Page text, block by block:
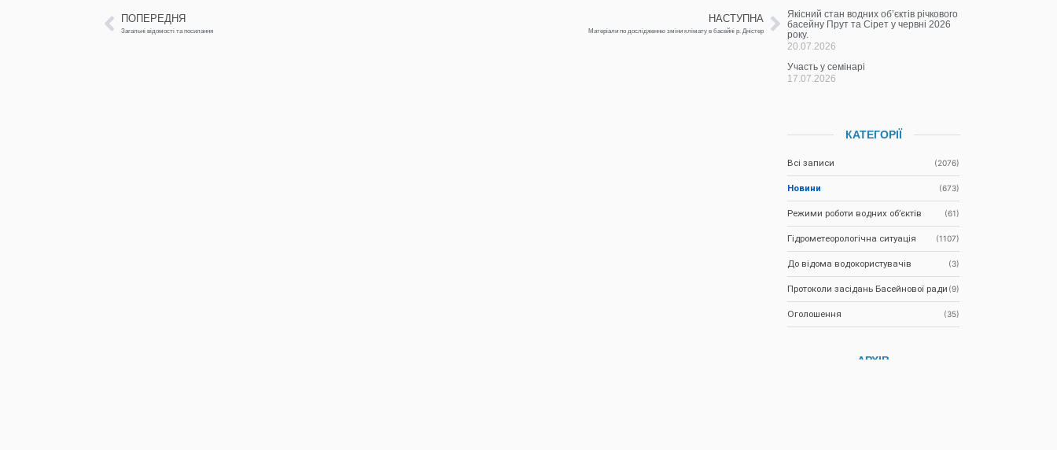
ПОПЕРЕДНЯ
Загальні відомості та посилання
НАСТУПНА
Матеріали по дослідженню зміни клімату в басейні р. Дністер
Якісний стан водних об’єктів річкового
басейну Прут та Сірет у червні 2026
року.
20.07.2026
Участь у семінарі
17.07.2026
КАТЕГОРІЇ
Всі записи (2076)
Новини (673)
Режими роботи водних об’єктів (61)
Гідрометеорологічна ситуація (1107)
До відома водокористувачів (3)
Протоколи засідань Басейнової ради (9)
Оголошення (35)
АРХІВ